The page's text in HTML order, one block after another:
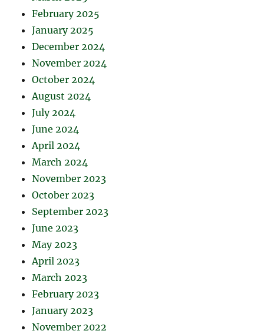
February 2025
January 2025
December 2024
November 2024
October 2024
August 2024
July 2024
June 2024
April 2024
March 2024
November 2023
October 2023
September 2023
June 2023
May 2023
April 2023
March 2023
February 2023
January 2023
November 2022